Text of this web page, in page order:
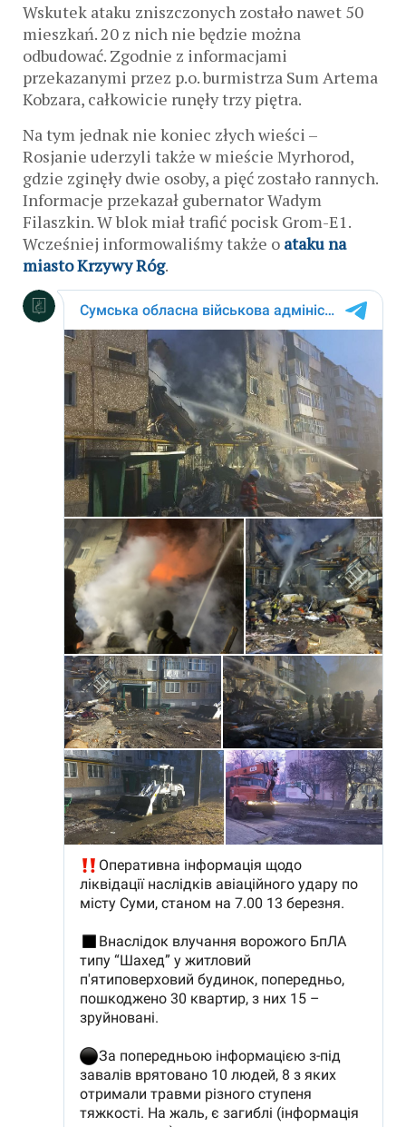
Wskutek ataku zniszczonych zostało nawet 50
mieszkań. 20 z nich nie będzie można
odbudować. Zgodnie z informacjami
przekazanymi przez p.o. burmistrza Sum Artema
Kobzara, całkowicie runęły trzy piętra.
Na tym jednak nie koniec złych wieści –
Rosjanie uderzyli także w mieście Myrhorod,
gdzie zginęły dwie osoby, a pięć zostało rannych.
Informacje przekazał gubernator Wadym
Filaszkin. W blok miał trafić pocisk Grom-E1.
Wcześniej informowaliśmy także o ataku na
miasto Krzywy Róg.